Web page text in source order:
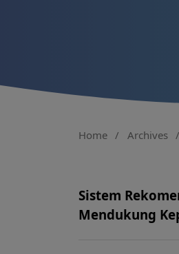
Home / Archives /
Sistem
Mendukung